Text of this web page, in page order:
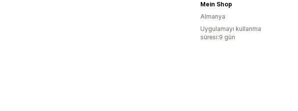
Mein Shop
Almanya
Uygulamayı kullanma
süresi:9 gün